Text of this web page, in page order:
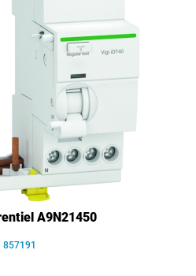
A9N21450
857191